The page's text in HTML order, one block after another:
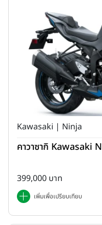
Kawasaki | Ninja
คาวาซากิ Kawasaki
399,000 บาท
เพิ่มเพื่อเปรียบเทียบ